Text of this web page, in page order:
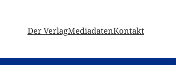
Der VerlagMediadatenKontakt